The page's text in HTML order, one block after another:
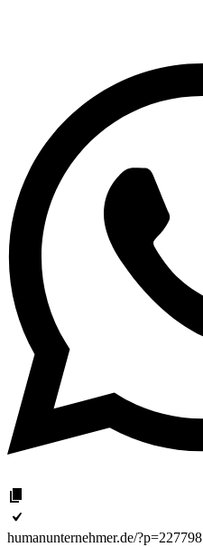
humanunternehmer.de/?p=227798